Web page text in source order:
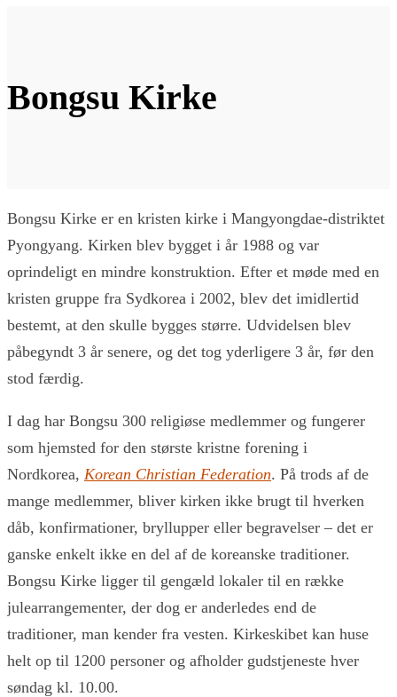
Bongsu Kirke
Bongsu Kirke er en kristen kirke i Mangyongdae-distriktet
Pyongyang. Kirken blev bygget i år 1988 og var
oprindeligt en mindre konstruktion. Efter et møde med en
kristen gruppe fra Sydkorea i 2002, blev det imidlertid
bestemt, at den skulle bygges større. Udvidelsen blev
påbegyndt 3 år senere, og det tog yderligere 3 år, før den
stod færdig.
I dag har Bongsu 300 religiøse medlemmer og fungerer
som hjemsted for den største kristne forening i
Nordkorea, Korean Christian Federation. På trods af de
mange medlemmer, bliver kirken ikke brugt til hverken
dåb, konfirmationer, bryllupper eller begravelser – det er
ganske enkelt ikke en del af de koreanske traditioner.
Bongsu Kirke ligger til gengæld lokaler til en række
julearrangementer, der dog er anderledes end de
traditioner, man kender fra vesten. Kirkeskibet kan huse
helt op til 1200 personer og afholder gudstjeneste hver
søndag kl. 10.00.